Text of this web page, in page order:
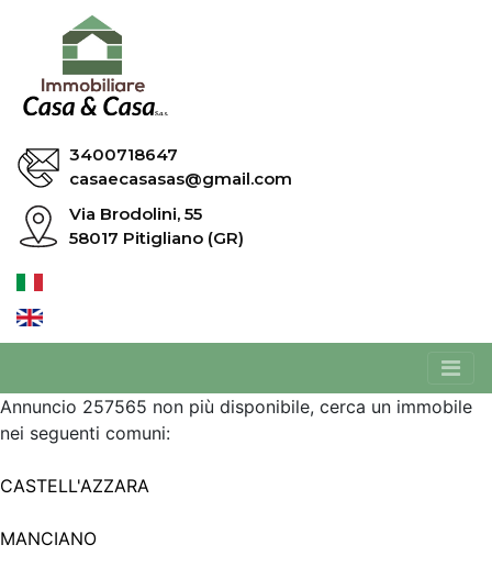
3400718647
casaecasasas@gmail.com
Via Brodolini, 55
58017 Pitigliano (GR)
Annuncio 257565 non più disponibile, cerca un immobile
nei seguenti comuni:
CASTELL'AZZARA
MANCIANO